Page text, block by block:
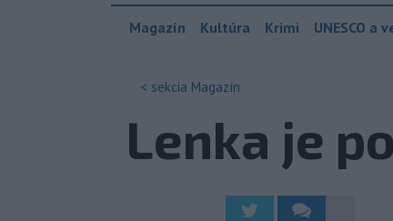
Magazín Kultúra Krimi UNESCO a
< sekcia Magazín
Lenka je